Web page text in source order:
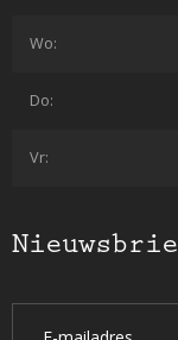
Wo:
Do:
Vr: